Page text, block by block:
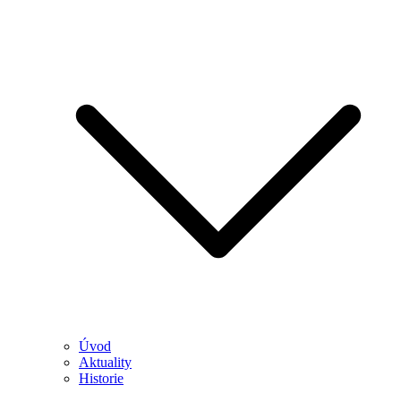
Úvod
Aktuality
Historie